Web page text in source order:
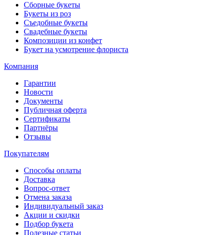
Сборные букеты
Букеты из роз
Съедобные букеты
Свадебные букеты
Композиции из конфет
Букет на усмотрение флориста
Компания
Гарантии
Новости
Документы
Публичная оферта
Сертификаты
Партнёры
Отзывы
Покупателям
Способы оплаты
Доставка
Вопрос-ответ
Отмена заказа
Индивидуальный заказ
Акции и скидки
Подбор букета
Полезные статьи